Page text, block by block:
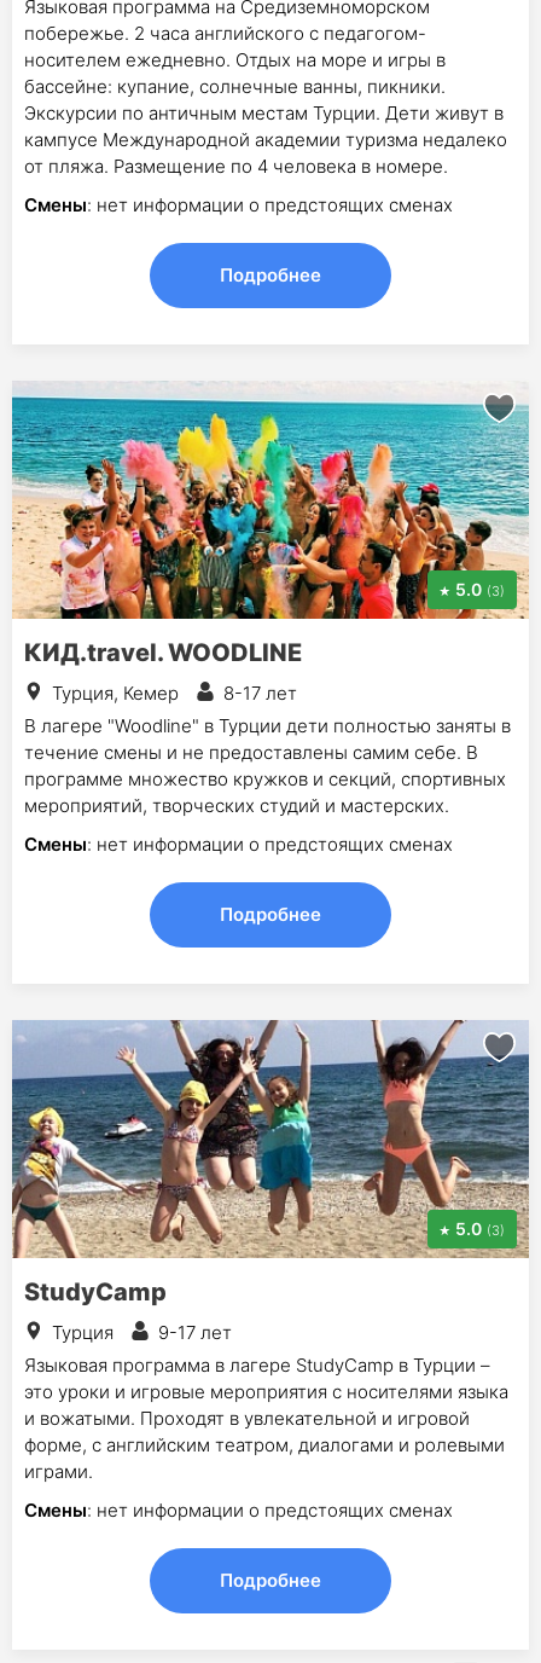
Языковая программа на Средиземноморском
побережье. 2 часа английского с педагогом-
носителем ежедневно. Отдых на море и игры в
бассейне: купание, солнечные ванны, пикники.
Экскурсии по античным местам Турции. Дети живут в
кампусе Международной академии туризма недалеко
от пляжа. Размещение по 4 человека в номере.
Смены: нет информации о предстоящих сменах
Подробнее
5.0 (3)
КИД.travel. WOODLINE
Турция, Кемер
8-17 лет
В лагере "Woodline" в Турции дети полностью заняты в
течение смены и не предоставлены самим себе. В
программе множество кружков и секций, спортивных
мероприятий, творческих студий и мастерских.
Смены: нет информации о предстоящих сменах
Подробнее
5.0 (3)
StudyCamp
Турция
9-17 лет
Языковая программа в лагере StudyCamp в Турции –
это уроки и игровые мероприятия с носителями языка
и вожатыми. Проходят в увлекательной и игровой
форме, с английским театром, диалогами и ролевыми
играми.
Смены: нет информации о предстоящих сменах
Подробнее